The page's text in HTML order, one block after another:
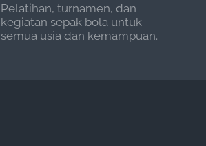
Pelatihan, turnamen, dan
kegiatan sepak bola untuk
semua usia dan kemampuan.